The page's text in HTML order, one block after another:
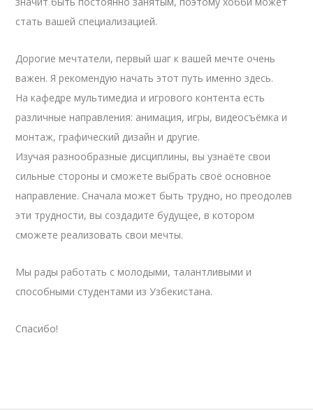
стать вашей специализацией.
Дорогие мечтатели, первый шаг к вашей мечте очень
важен. Я рекомендую начать этот путь именно здесь.
На кафедре мультимедиа и игрового контента есть
различные направления: анимация, игры, видеосъёмка и
монтаж, графический дизайн и другие.
Изучая разнообразные дисциплины, вы узнаёте свои
сильные стороны и сможете выбрать своё основное
направление. Сначала может быть трудно, но преодолев
эти трудности, вы создадите будущее, в котором
сможете реализовать свои мечты.
Мы рады работать с молодыми, талантливыми и
способными студентами из Узбекистана.
Спасибо!